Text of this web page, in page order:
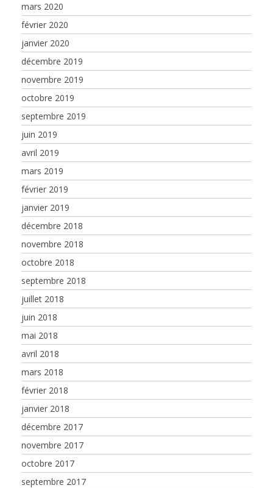
mars 2020
février 2020
janvier 2020
décembre 2019
novembre 2019
octobre 2019
septembre 2019
juin 2019
avril 2019
mars 2019
février 2019
janvier 2019
décembre 2018
novembre 2018
octobre 2018
septembre 2018
juillet 2018
juin 2018
mai 2018
avril 2018
mars 2018
février 2018
janvier 2018
décembre 2017
novembre 2017
octobre 2017
septembre 2017